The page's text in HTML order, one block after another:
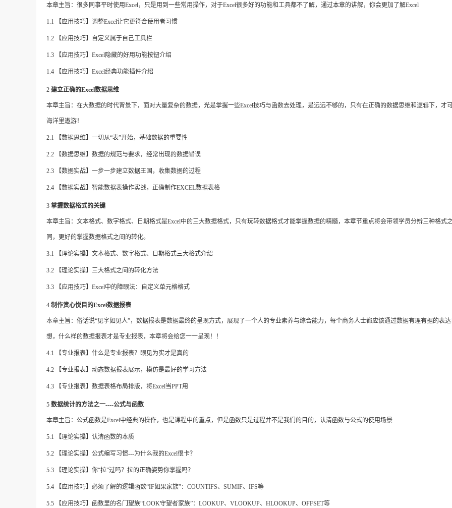
本章主旨：很多同事平时使用Excel，只是用到一些常用操作，对于Excel很多好的功能和工具都不了解，通过本章的讲解，你会更加了解Excel
1.1 【应用技巧】调整Excel让它更符合使用者习惯
1.2 【应用技巧】自定义属于自己工具栏
1.3 【应用技巧】 Excel隐藏的好用功能按钮介绍
1.4 【应用技巧】 Excel经典功能插件介绍
2 建立正确的Excel数据思维
本章主旨：在大数据的时代背景下，面对大量复杂的数据，光是掌握一些Excel技巧与函数去处理，是远远不够的，只有在正确的数据思维和逻辑下，才
海洋里遨游！
2.1 【数据思维】一切从“表”开始，基础数据的重要性
2.2 【数据思维】数据的规范与要求，经常出现的数据错误
2.3 【数据实战】一步一步建立数据王国，收集数据的过程
2.4 【数据实战】智能数据表操作实战，正确制作EXCEL数据表格
3 掌握数据格式的关键
本章主旨：文本格式、数字格式、日期格式是Excel中的三大数据格式，只有玩转数据格式才能掌握数据的精髓，本章节重点将会带领学员分辨三种格式
同，更好的掌握数据格式之间的转化。
3.1 【理论实操】文本格式、数字格式、日期格式三大格式介绍
3.2 【理论实操】三大格式之间的转化方法
3.3 【应用技巧】 Excel中的障眼法：自定义单元格格式
4 制作赏心悦目的Excel数据报表
本章主旨：俗话说“见字如见人”，数据报表是数据最终的呈现方式，展现了一个人的专业素养与综合能力，每个商务人士都应该通过数据有理有据的表
想，什么样的数据报表才是专业报表，本章将会给您一一呈现！！
4.1 【专业报表】什么是专业报表？眼见为实才是真的
4.2 【专业报表】动态数据报表展示，模仿是最好的学习方法
4.3 【专业报表】数据表格布局排版，将Excel当PPT用
5 数据统计的方法之一----公式与函数
本章主旨：公式函数是Excel中经典的操作，也是课程中的重点，但是函数只是过程并不是我们的目的，认清函数与公式的使用场景
5.1 【理论实操】认清函数的本质
5.2 【理论实操】公式编写习惯---为什么我的Excel很卡？
5.3 【理论实操】你“拉”过吗？拉的正确姿势你掌握吗？
5.4 【应用技巧】必须了解的逻辑函数“IF如果家族”：COUNTIFS、SUMIF、IFS等
5.5 【应用技巧】函数里的名门望族“LOOK守望者家族”：LOOKUP、VLOOKUP、HLOOKUP、OFFSET等